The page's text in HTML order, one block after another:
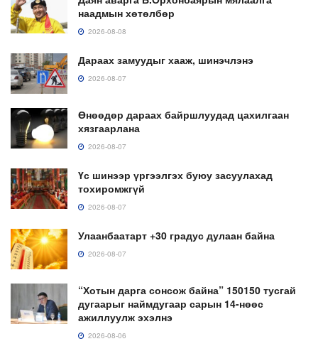
наадмын хөтөлбөр
2026-08-08
Дараах замуудыг хааж, шинэчлэнэ
2026-08-07
Өнөөдөр дараах байршлуудад цахилгаан
хязгаарлана
2026-08-07
Үс шинээр үргээлгэх буюу засуулахад
тохиромжгүй
2026-08-07
Улаанбаатарт +30 градус дулаан байна
2026-08-07
“Хотын дарга сонсож байна” 150150 тусгай
дугаарыг наймдугаар сарын 14-нөөс
ажиллуулж эхэлнэ
2026-08-06